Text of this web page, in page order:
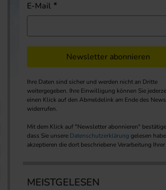
E-Mail
Newsletter abonnieren
Ihre Daten sind sicher und werden nicht an Dritte
weitergegeben. Ihre Einwilligung können Sie
einen Klick auf den Abmeldelink am Ende des
widerrufen.
Mit dem Klick auf "Newsletter abonnieren"
dass Sie unsere Datenschutzerklärung gelesen
akzeptieren die dort beschriebene Verarbeitung
MEISTGELESEN